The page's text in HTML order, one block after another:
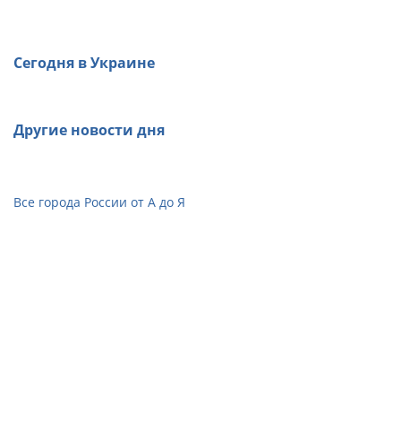
Сегодня в Украине
Другие новости дня
Все города России от А до Я